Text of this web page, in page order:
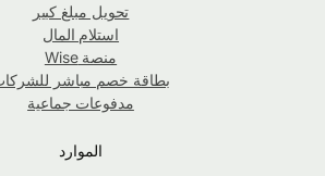
تحويل مبلغ كبير
استلام المال
منصة Wise
بطاقة خصم مباشر للشركات
مدفوعات جماعية
الموارد